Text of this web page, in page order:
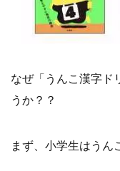
なぜ「うんこ漢字ド
うか？？
まず、小学生はうん